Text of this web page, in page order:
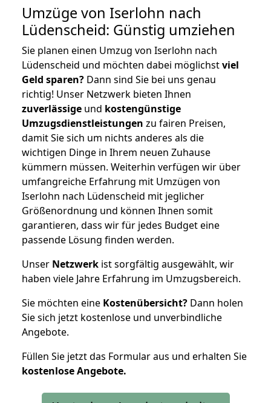
Umzüge von Iserlohn nach
Lüdenscheid: Günstig umziehen
Sie planen einen Umzug von Iserlohn nach
Lüdenscheid und möchten dabei möglichstviel
Geld sparen? Dann sind Sie bei uns genau
richtig! Unser Netzwerk bieten Ihnen
zuverlässige und kostengünstige
Umzugsdienstleistungen zu fairen Preisen,
damit Sie sich um nichts anderes als die
wichtigen Dinge in Ihrem neuen Zuhause
kümmern müssen. Weiterhin verfügen wir über
umfangreiche Erfahrung mit Umzügen von
Iserlohn nach Lüdenscheid mit jeglicher
Größenordnung und können Ihnen somit
garantieren, dass wir für jedes Budget eine
passende Lösung finden werden.
Unser Netzwerk ist sorgfältig ausgewählt, wir
haben viele Jahre Erfahrung im Umzugsbereich.
Sie möchten eine Kostenübersicht? Dann holen
Sie sich jetzt kostenlose und unverbindliche
Angebote.
Füllen Sie jetzt das Formular aus und erhalten Sie
kostenloseAngebote.